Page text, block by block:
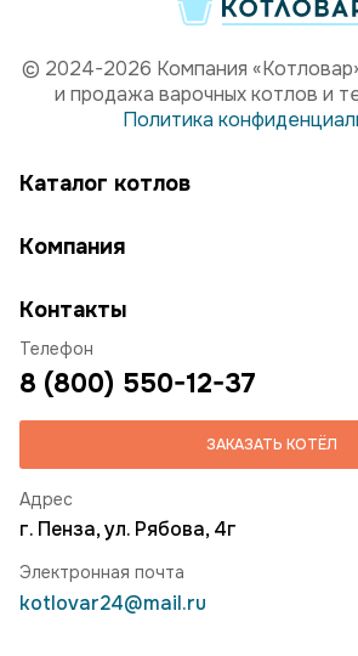
© 2024-2026 Компания
и продажа варочных котлов и
Политика
Каталог котлов
Компания
Контакты
Телефон
8 (800) 550-12-37
ЗАКАЗАТЬ КОТЁЛ
Адрес
г. Пенза, ул. Рябова, 4г
Электронная почта
kotlovar24@mail.ru